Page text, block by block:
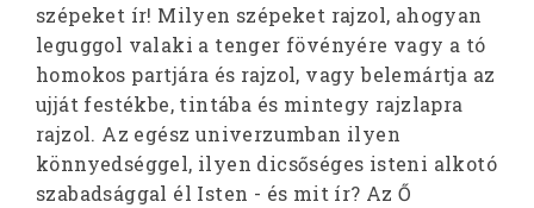
szépeket ír! Milyen szépeket rajzol, ahogyan
leguggol valaki a tenger fövényére vagy a tó
homokos partjára és rajzol, vagy belemártja az
ujját festékbe, tintába és mintegy rajzlapra
rajzol. Az egész univerzumban ilyen
könnyedséggel, ilyen dicsőséges isteni alkotó
szabadsággal él Isten - és mit ír? Az Ő